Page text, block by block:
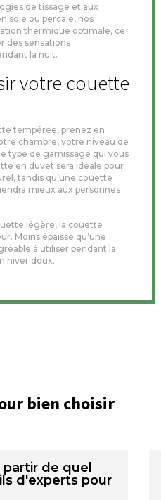
de tissage et aux
soie ou percale, nos
thermique optimale, ce
des sensations
la nuit.
votre couette
tempérée, prenez en
chambre, votre niveau de
type de garnissage qui vous
en duvet sera idéale pour
tandis qu’une couette
mieux aux personnes
légère, la couette
Moins épaisse qu’une
à utiliser pendant la
hiver doux.
bien choisir
partir de quel
d'experts pour